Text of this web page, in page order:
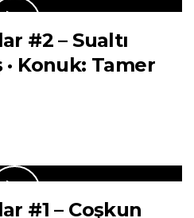
#2 – Sualtı
· Konuk: Tamer
#1 – Coşkun